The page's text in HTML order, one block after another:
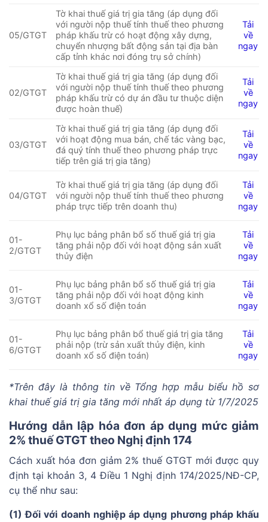
05/GTGT
Tờ khai thuế giá trị gia tăng (áp dụng đối
với người nộp thuế tính thuế theo phương
pháp khấu trừ có hoạt động xây dựng,
chuyển nhượng bất động sản tại địa bàn
cấp tỉnh khác nơi đóng trụ sở chính)
Tải
về
ngay
02/GTGT
Tờ khai thuế giá trị gia tăng (áp dụng đối
với người nộp thuế tính thuế theo phương
pháp khấu trừ có dự án đầu tư thuộc diện
được hoàn thuế)
Tải
về
ngay
03/GTGT
Tờ khai thuế giá trị gia tăng (áp dụng đối
với hoạt động mua bán, chế tác vàng bạc,
đá quý tính thuế theo phương pháp trực
tiếp trên giá trị gia tăng)
Tải
về
ngay
04/GTGT
Tờ khai thuế giá trị gia tăng (áp dụng đối
với người nộp thuế tính thuế theo phương
pháp trực tiếp trên doanh thu)
Tải
về
ngay
01-
2/GTGT
Phụ lục bảng phân bổ số thuế giá trị gia
tăng phải nộp đối với hoạt động sản xuất
thủy điện
Tải
về
ngay
01-
3/GTGT
Phụ lục bảng phân bổ số thuế giá trị gia
tăng phải nộp đối với hoạt động kinh
doanh xổ số điện toán
Tải
về
ngay
01-
6/GTGT
Phụ lục bảng phân bổ thuế giá trị gia tăng
phải nộp (trừ sản xuất thủy điện, kinh
doanh xổ số điện toán)
Tải
về
ngay
*Trên đây là thông tin về Tổng hợp mẫu biểu hồ sơ
khai thuế giá trị gia tăng mới nhất áp dụng từ 1/7/2025
Hướng dẫn lập hóa đơn áp dụng mức giảm
2% thuế GTGT theo Nghị định 174
Cách xuất hóa đơn giảm 2% thuế GTGT mới được quy
định tại khoản 3, 4 Điều 1 Nghị định 174/2025/NĐ-CP,
cụ thể như sau:
(1) Đối với doanh nghiệp áp dụng phương pháp khấu